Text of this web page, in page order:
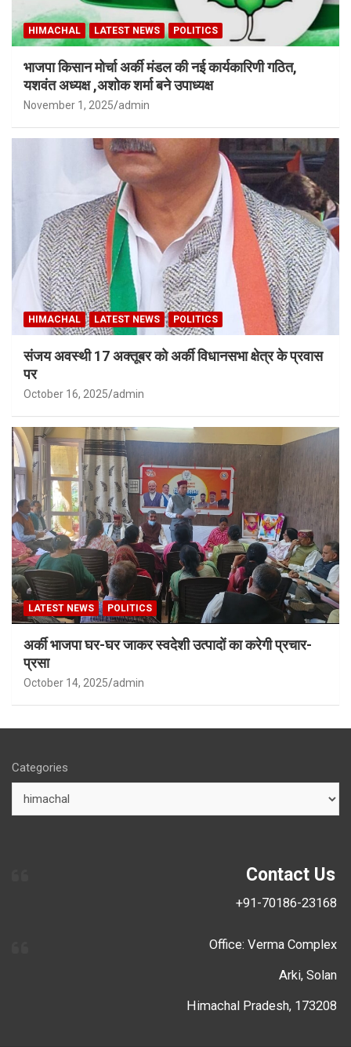
HIMACHAL LATEST NEWS POLITICS
भाजपा किसान मोर्चा अर्की मंडल की नई कार्यकारिणी गठित,
यशवंत अध्यक्ष ,अशोक शर्मा बने उपाध्यक्ष
November 1, 2025 admin
HIMACHAL LATEST NEWS POLITICS
संजय अवस्थी 17 अक्तूबर को अर्की विधानसभा क्षेत्र के प्रवास
पर
October 16, 2025 admin
LATEST NEWS POLITICS
अर्की भाजपा घर-घर जाकर स्वदेशी उत्पादों का करेगी प्रचार-
प्रसा
October 14, 2025 admin
Categories
Contact Us
+91-70186-23168
Office: Verma Complex
Arki, Solan
Himachal Pradesh, 173208